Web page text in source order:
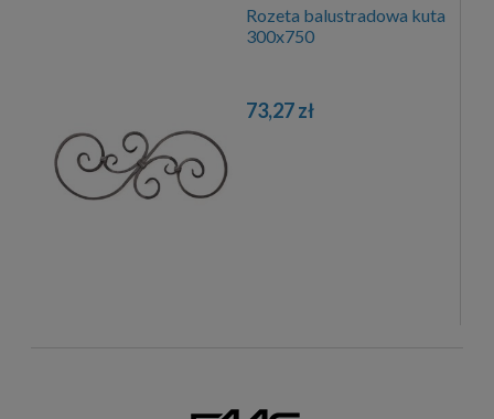
Rozeta balustradowa kuta
300x750
73,27 zł